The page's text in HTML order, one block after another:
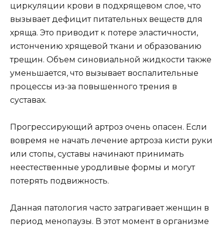
циркуляции крови в подхрящевом слое, что
вызывает дефицит питательных веществ для
хряща. Это приводит к потере эластичности,
истончению хрящевой ткани и образованию
трещин. Объем синовиальной жидкости также
уменьшается, что вызывает воспалительные
процессы из-за повышенного трения в
суставах.
Прогрессирующий артроз очень опасен. Если
вовремя не начать лечение артроза кисти руки
или стопы, суставы начинают принимать
неестественные уродливые формы и могут
потерять подвижность.
Данная патология часто затрагивает женщин в
период менопаузы. В этот момент в организме